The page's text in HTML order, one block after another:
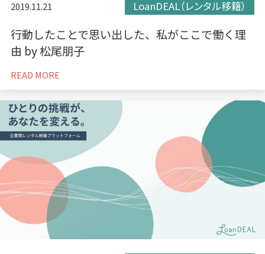
2019.11.21 LoanDEAL（レンタル移籍）
行動したことで思い出した、私がここで働く理
由 by 松尾朋子
READ MORE